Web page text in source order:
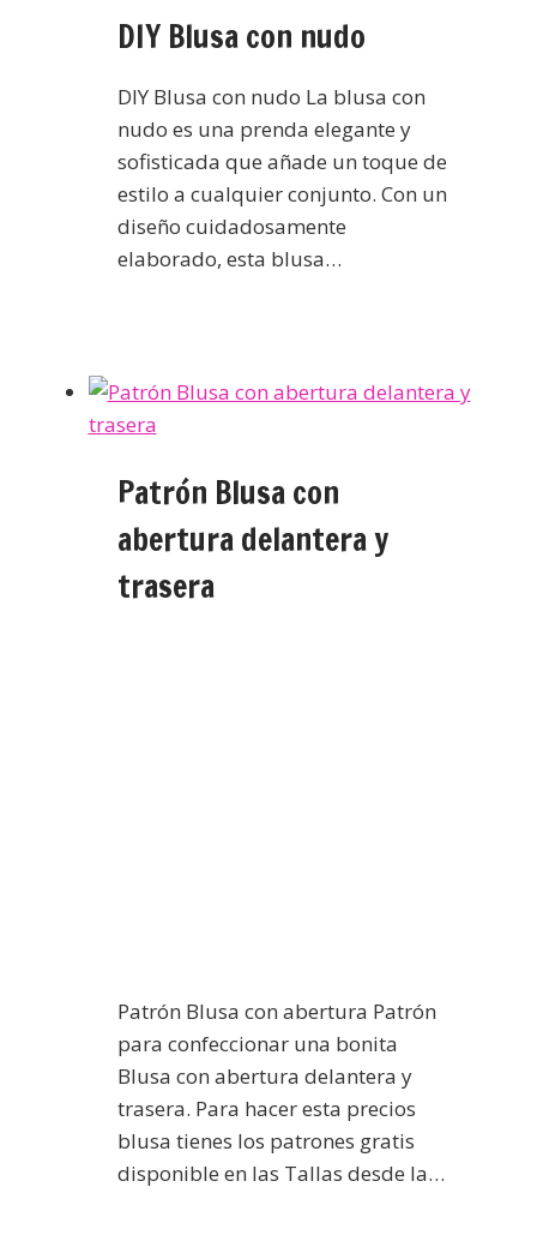
DIY Blusa con nudo
DIY Blusa con nudo La blusa con
nudo es una prenda elegante y
sofisticada que añade un toque de
estilo a cualquier conjunto. Con un
diseño cuidadosamente
elaborado, esta blusa…
Patrón Blusa con
abertura delantera y
trasera
Patrón Blusa con abertura Patrón
para confeccionar una bonita
Blusa con abertura delantera y
trasera. Para hacer esta precios
blusa tienes los patrones gratis
disponible en las Tallas desde la…